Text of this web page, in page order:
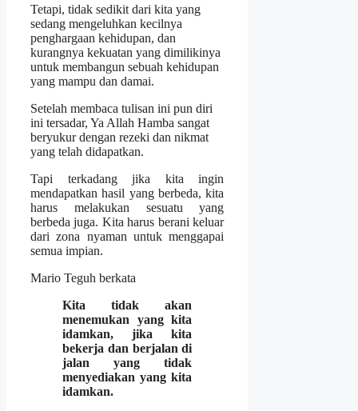
Tetapi, tidak sedikit dari kita yang
sedang mengeluhkan kecilnya
penghargaan kehidupan, dan
kurangnya kekuatan yang dimilikinya
untuk membangun sebuah kehidupan
yang mampu dan damai.
Setelah membaca tulisan ini pun diri
ini tersadar, Ya Allah Hamba sangat
beryukur dengan rezeki dan nikmat
yang telah didapatkan.
Tapi terkadang jika kita ingin
mendapatkan hasil yang berbeda, kita
harus melakukan sesuatu yang
berbeda juga. Kita harus berani keluar
dari zona nyaman untuk menggapai
semua impian.
Mario Teguh berkata
Kita tidak akan
menemukan yang kita
idamkan, jika kita
bekerja dan berjalan di
jalan yang tidak
menyediakan yang kita
idamkan.